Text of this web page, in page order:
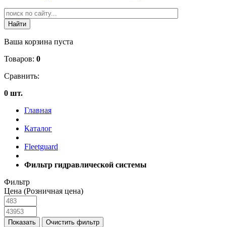
Ваша корзина пуста
Товаров: 0
Сравнить:
0 шт.
Главная
Каталог
Fleetguard
Фильтр гидравлической системы
Фильтр
Цена (Розничная цена)